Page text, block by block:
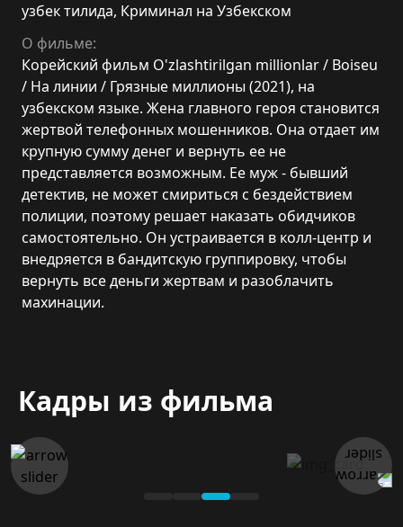
узбек тилида, Криминал на Узбекском
О фильме:
Корейский фильм O'zlashtirilgan millionlar / Boiseu
/ На линии / Грязные миллионы (2021), на
узбекском языке. Жена главного героя становится
жертвой телефонных мошенников. Она отдает им
крупную сумму денег и вернуть ее не
представляется возможным. Ее муж - бывший
детектив, не может смириться с бездействием
полиции, поэтому решает наказать обидчиков
самостоятельно. Он устраивается в колл-центр и
внедряется в бандитскую группировку, чтобы
вернуть все деньги жертвам и разоблачить
махинации.
Кадры из фильма